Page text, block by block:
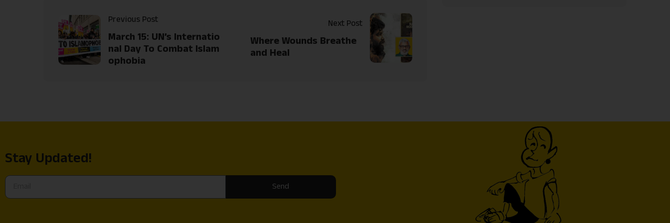
Previous Post
March 15: UN’s Internatio
nal Day To Combat Islam
ophobia
Next Post
Where Wounds Breathe
and Heal
Stay Updated!
Send